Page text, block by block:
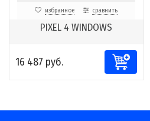
избранное сравнить
PIXEL 4 WINDOWS
16 487 руб.